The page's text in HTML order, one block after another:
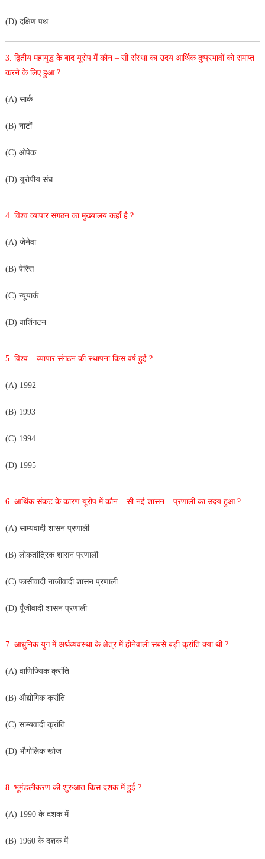
(D) दक्षिण पथ
3. द्वितीय महायुद्ध के बाद यूरोप में कौन – सी संस्था का उदय आर्थिक दुष्प्रभावों को समाप्त
करने के लिए हुआ ?
(A) सार्क
(B) नाटों
(C) ओपेक
(D) यूरोपीय संघ
4. विश्व व्यापार संगठन का मुख्यालय कहाँ है ?
(A) जेनेवा
(B) पेरिस
(C) न्यूयार्क
(D) वाशिंगटन
5. विश्व – व्यापार संगठन की स्थापना किस वर्ष हुई ?
(A) 1992
(B) 1993
(C) 1994
(D) 1995
6. आर्थिक संकट के कारण यूरोप में कौन – सी नई शासन – प्रणाली का उदय हुआ ?
(A) साम्यवादी शासन प्रणाली
(B) लोकतांत्रिक शासन प्रणाली
(C) फासीवादी नाजीवादी शासन प्रणाली
(D) पूँजीवादी शासन प्रणाली
7. आधुनिक युग में अर्थव्यवस्था के क्षेत्र में होनेवाली सबसे बड़ी क्रांति क्या थी ?
(A) वाणिज्यिक क्रांति
(B) औद्योगिक क्रांति
(C) साम्यवादी क्रांति
(D) भौगोलिक खोज
8. भूमंडलीकरण की शुरुआत किस दशक में हुई ?
(A) 1990 के दशक में
(B) 1960 के दशक में